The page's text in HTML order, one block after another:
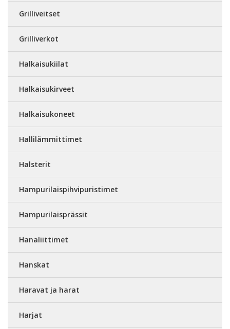
Grilliveitset
Grilliverkot
Halkaisukiilat
Halkaisukirveet
Halkaisukoneet
Hallilämmittimet
Halsterit
Hampurilaispihvipuristimet
Hampurilaisprässit
Hanaliittimet
Hanskat
Haravat ja harat
Harjat